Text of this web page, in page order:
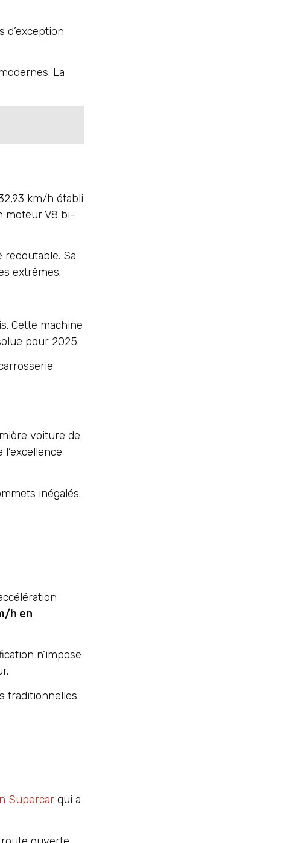
d’exception
La
km/h établi
moteur V8 bi-
redoutable. Sa
extrêmes.
Cette machine
pour 2025.
voiture de
inégalés.
h en
n’impose
traditionnelles.
Supercar qui a